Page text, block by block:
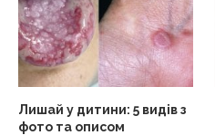
Лишай у дитини: 5 видів з
фото та описом